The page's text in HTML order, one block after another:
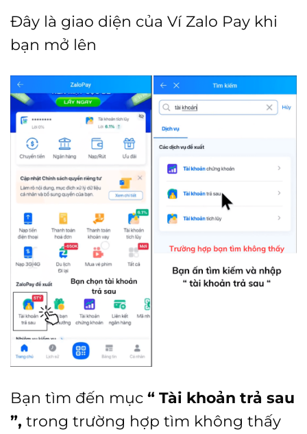
Đây là giao diện của Ví Zalo Pay khi
bạn mở lên
Bạn tìm đến mục “ Tài khoản trả sau
”, trong trường hợp tìm không thấy